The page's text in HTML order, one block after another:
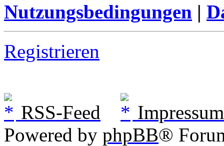
Nutzungsbedingungen |
Registrieren
RSS-Feed
Impressum
Powered by phpBB®